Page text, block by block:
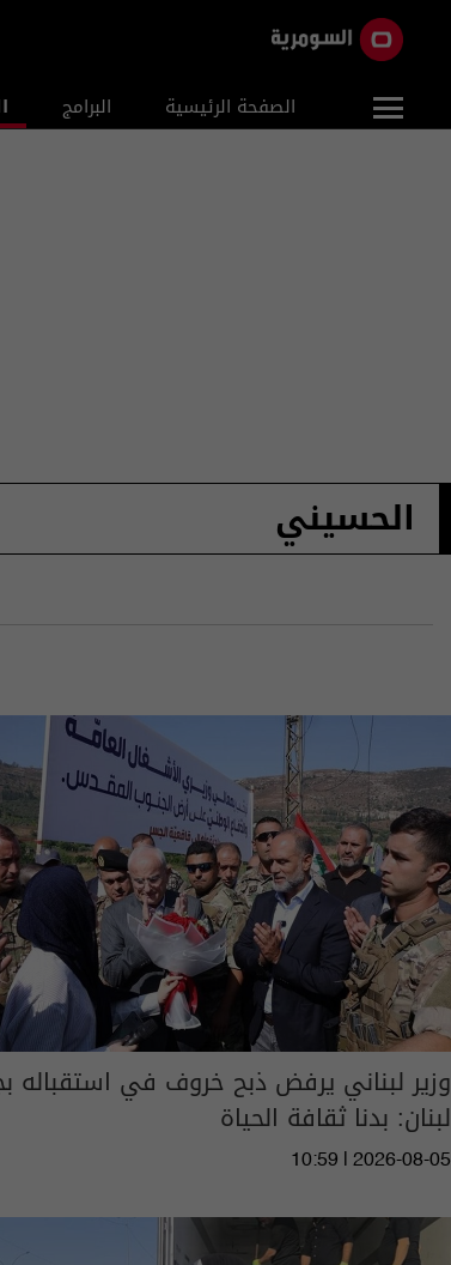
الصفحة الرئيسية البرامج
الحسيني
وزير لبناني يرفض ذبح خروف في استقباله
لبنان: بدنا ثقافة الحياة
10:59 | 2026-08-05